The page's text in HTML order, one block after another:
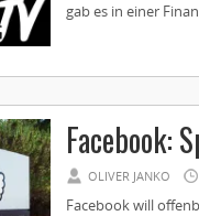
gab es in einer
Facebook:
OLIVER JANKO
Facebook will